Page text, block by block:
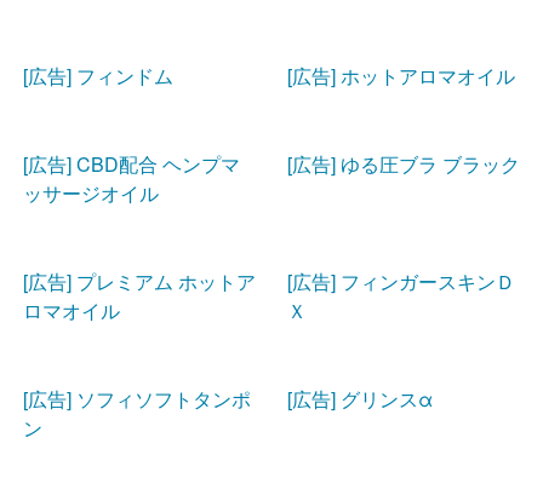
[広告] フィンドム [広告] ホットアロマオイル
[広告] CBD配合 ヘンプマ
ッサージオイル
[広告] ゆる圧ブラ ブラック
[広告] プレミアム ホットア
ロマオイル
[広告] フィンガースキンＤ
Ｘ
[広告] ソフィソフトタンポ
ン
[広告] グリンスα